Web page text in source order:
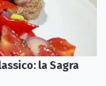
la Sagra